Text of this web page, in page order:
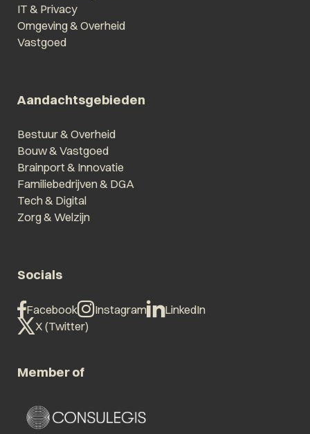
IT & Privacy
Omgeving & Overheid
Vastgoed
Aandachtsgebieden
Bestuur & Overheid
Bouw & Vastgoed
Brainport & Innovatie
Familiebedrijven & DGA
Tech & Digital
Zorg & Welzijn
Socials
Facebook Instagram
LinkedIn
X (Twitter)
Member of